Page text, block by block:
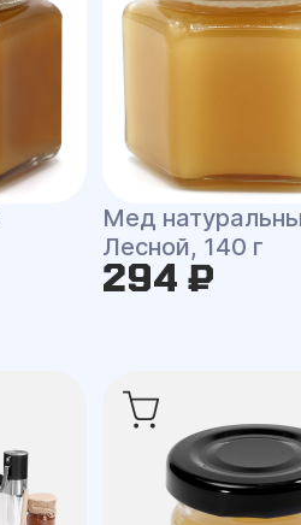
Мед
Лесной, 140 г
294 ₽